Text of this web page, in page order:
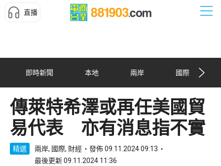
直播
即時新聞 本地 兩岸 國際
傳萊特希澤或再任美國貿
易代表 亦有消息指不實
精選 兩岸, 國際, 財經
發佈 09.11.2024 09:13
最後更新 09.11.2024 11:36